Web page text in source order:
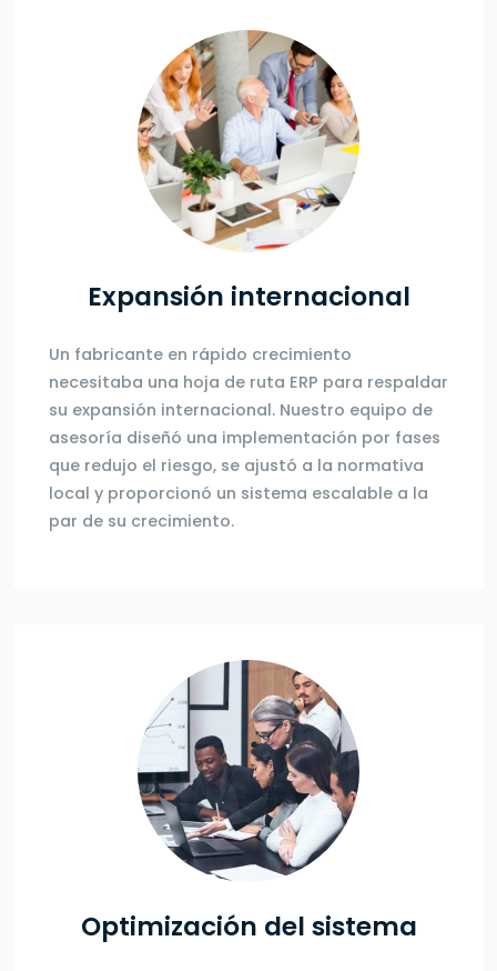
Expansión internacional
Un fabricante en rápido crecimiento
necesitaba una hoja de ruta ERP para respaldar
su expansión internacional. Nuestro equipo de
asesoría diseñó una implementación por fases
que redujo el riesgo, se ajustó a la normativa
local y proporcionó un sistema escalable a la
par de su crecimiento.
Optimización del sistema